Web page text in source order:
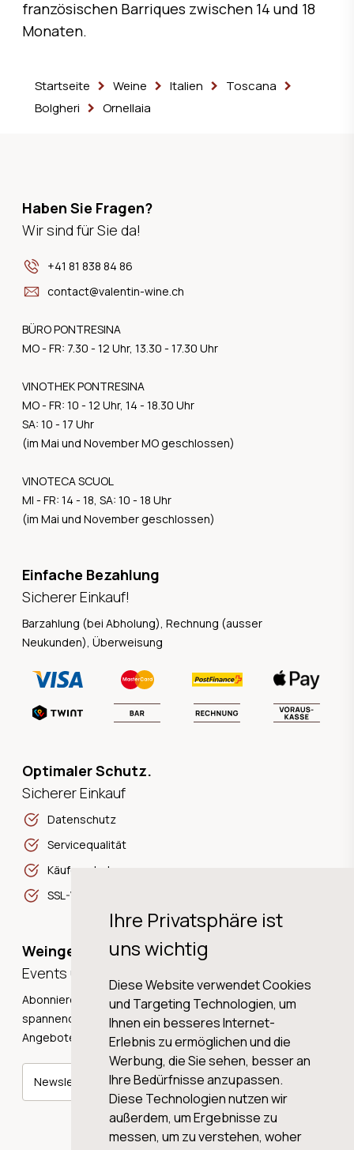
Ihre Privatsphäre ist
uns wichtig
Diese Website verwendet Cookies
und Targeting Technologien, um
Ihnen ein besseres Internet-
Erlebnis zu ermöglichen und die
Werbung, die Sie sehen, besser an
Ihre Bedürfnisse anzupassen.
Diese Technologien nutzen wir
außerdem, um Ergebnisse zu
messen, um zu verstehen, woher
französischen Barriques zwischen 14 und 18
Monaten.
Startseite Weine Italien
Toscana
Bolgheri
Ornellaia
Haben Sie Fragen?
Wir sind für Sie da!
+41 81 838 84 86
contact@valentin-wine.ch
BÜRO PONTRESINA
MO - FR: 7.30 - 12 Uhr, 13.30 - 17.30 Uhr
VINOTHEK PONTRESINA
MO - FR: 10 - 12 Uhr, 14 - 18.30 Uhr
SA: 10 - 17 Uhr
(im Mai und November MO geschlossen)
VINOTECA SCUOL
MI - FR: 14 - 18, SA: 10 - 18 Uhr
(im Mai und November geschlossen)
Einfache Bezahlung
Sicherer Einkauf!
Barzahlung (bei Abholung), Rechnung (ausser
Neukunden), Überweisung
Optimaler Schutz.
Sicherer Einkauf
Datenschutz
Servicequalität
Käuferschutz
SSL-Verschlüsselung
Weingeschichten,
Events und Neuigkeiten!
Abonnieren Sie unseren Newsletter und erhalten Sie
spannende Weingeschichten, Neuigkeiten und tolle
Angebote direkt in Ihre Mailbox.
Newsletter abonnieren